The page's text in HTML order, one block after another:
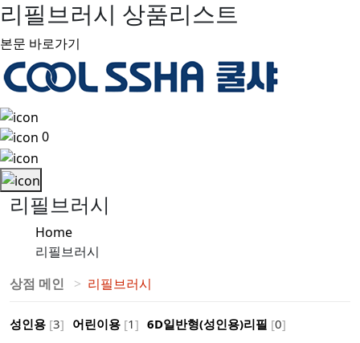
리필브러시 상품리스트
본문 바로가기
0
리필브러시
Home
리필브러시
상점 메인
리필브러시
성인용 [3] 어린이용 [1] 6D일반형(성인용)리필 [0]